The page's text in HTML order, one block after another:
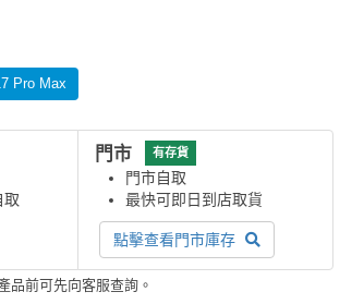
Pro Max
取
門市 有存貨
門市自取
最快可即日到店取貨
點擊查看門市庫存
品前可先向客服查詢。